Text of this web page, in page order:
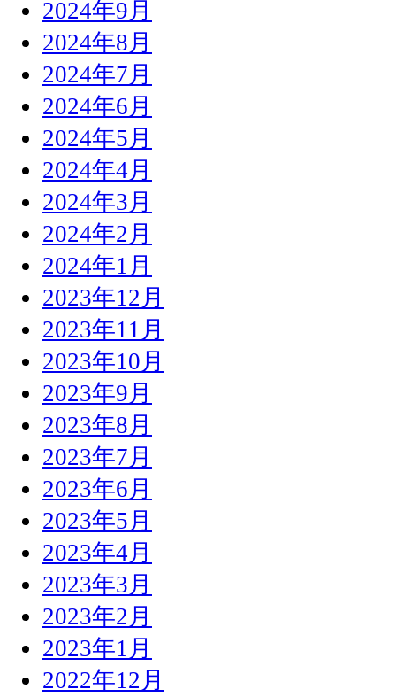
2024年9月
2024年8月
2024年7月
2024年6月
2024年5月
2024年4月
2024年3月
2024年2月
2024年1月
2023年12月
2023年11月
2023年10月
2023年9月
2023年8月
2023年7月
2023年6月
2023年5月
2023年4月
2023年3月
2023年2月
2023年1月
2022年12月